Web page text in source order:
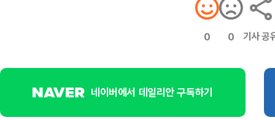
0 0 기사 공
네이버에서 데일리안 구독하기